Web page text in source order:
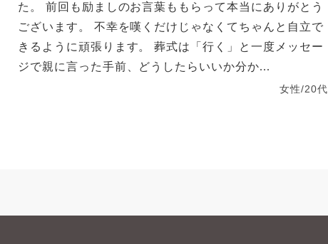
た。 前回も励ましのお言葉ももらって本当にありがとう
ございます。 不幸を嘆くだけじゃなくてちゃんと自立で
きるように頑張ります。 葬式は「行く」と一度メッセー
ジで親に言った手前、どうしたらいいか分か...
女性/20代